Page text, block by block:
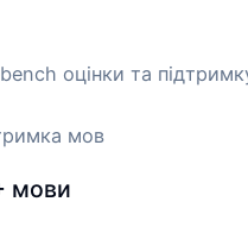
оцінки та
мов
мови